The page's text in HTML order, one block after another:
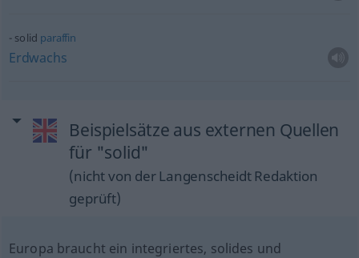
solid paraffin
Erdwachs
Beispielsätze aus externen Quellen
für "solid"
(nicht von der Langenscheidt Redaktion
geprüft)
Europa braucht ein integriertes, solides und